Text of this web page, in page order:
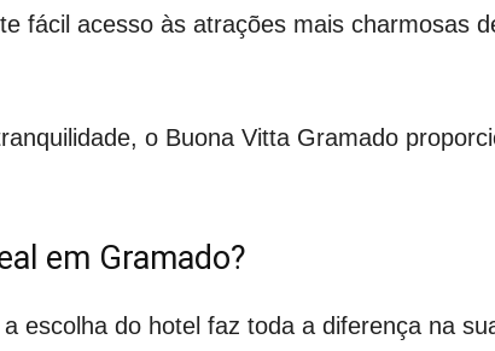
fácil acesso às atrações mais charmosas
o Buona Vitta Gramado
em Gramado?
escolha do hotel faz toda a diferença na